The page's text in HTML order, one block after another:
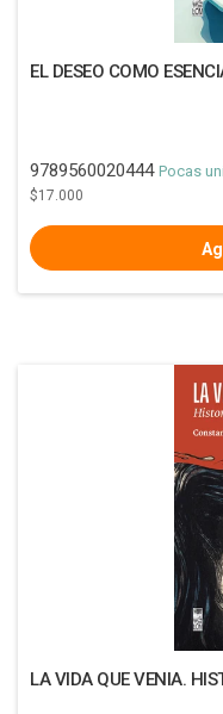
EL DESEO COMO
9789560020444 Pocas
$17.000
LA VIDA QUE VENIA.